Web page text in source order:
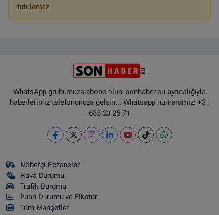
tutulamaz.
WhatsApp grubumuza abone olun, sonhaber.eu ayrıcalığıyla
haberlerimiz telefonunuza gelsin... Whatsapp numaramız: +31
685 23 25 71
Nöbetçi Eczaneler
Hava Durumu
Trafik Durumu
Puan Durumu ve Fikstür
Tüm Manşetler